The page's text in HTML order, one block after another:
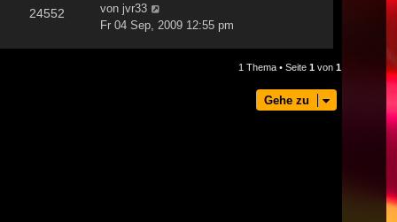
24552 von jvr33
Fr 04 Sep, 2009 12:55 pm
1 Thema • Seite 1 von 1
Gehe zu